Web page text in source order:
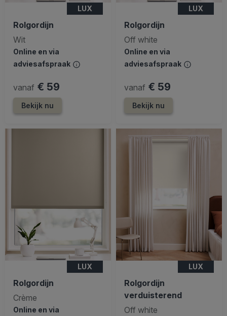
LUX
Rolgordijn
Wit
Online en via
adviesafspraak
vanaf € 59
Bekijk nu
LUX
Rolgordijn
Off white
Online en via
adviesafspraak
vanaf € 59
Bekijk nu
LUX
Rolgordijn
Crème
Online en via
LUX
Rolgordijn
verduisterend
Off white